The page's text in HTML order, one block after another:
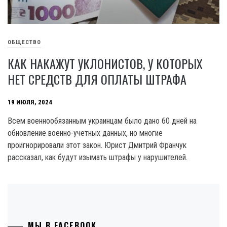
ОБЩЕСТВО
КАК НАКАЖУТ УКЛОНИСТОВ, У КОТОРЫХ
НЕТ СРЕДСТВ ДЛЯ ОПЛАТЫ ШТРАФА
19 ИЮЛЯ, 2024
Всем военнообязанным украинцам было дано 60 дней на
обновление военно-учетных данных, но многие
проигнорировали этот закон. Юрист Дмитрий Франчук
рассказал, как будут изымать штрафы у нарушителей.